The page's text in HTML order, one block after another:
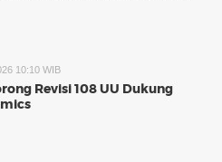
10:10 WIB
Revisi 108 UU Dukung